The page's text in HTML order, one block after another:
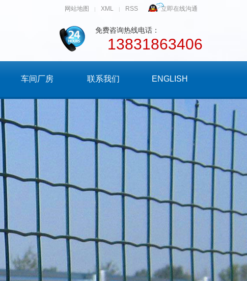
网站地图 | XML | RSS 立即在线沟通
免费咨询热线电话：
13831863406
车间厂房 联系我们 ENGLISH